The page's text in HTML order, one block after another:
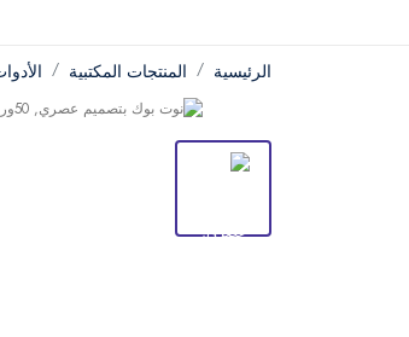
الرئيسية المنتجات المكتبية